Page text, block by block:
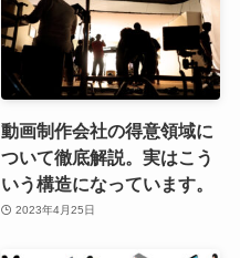
動画制作会社の得意領域に
ついて徹底解説。実はこう
いう構造になっています。
2023年4月25日